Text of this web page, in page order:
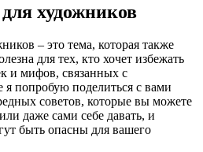
художников
– это тема, которая также
для тех, кто хочет избежать
и мифов, связанных с
я попробую поделиться с вами
советов, которые вы можете
даже сами себе давать, и
быть опасны для вашего